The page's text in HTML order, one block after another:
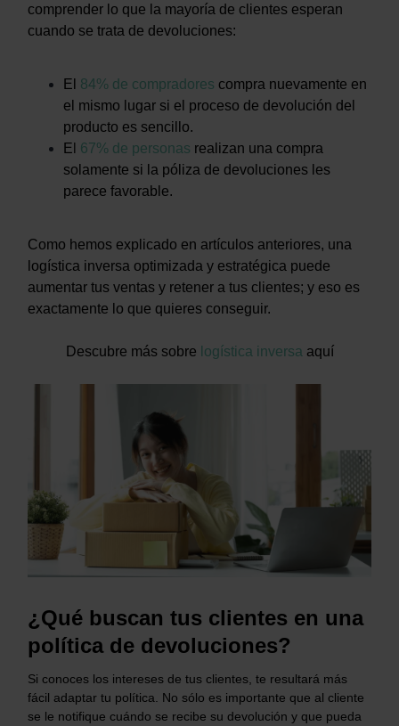
comprender lo que la mayoría de clientes esperan
cuando se trata de devoluciones:
El 84% de compradores compra nuevamente en
el mismo lugar si el proceso de devolución del
producto es sencillo.
E 67% de personas realizan una compra
solamente si la póliza de devoluciones les
parece favorable.
Como hemos explicado en artículos anteriores, una
logística inversa optimizada y estratégica puede
aumentar tus ventas y retener a tus clientes; y eso es
exactamente lo que quieres conseguir.
Descubre más sobre logística inversa aquí
¿Qué buscan tus clientes en una
política de devoluciones?
Si conoces los intereses de tus clientes, te resultará más
fácil adaptar tu política. No sólo es importante que al cliente
se le notifique cuándo se recibe su devolución y que pueda